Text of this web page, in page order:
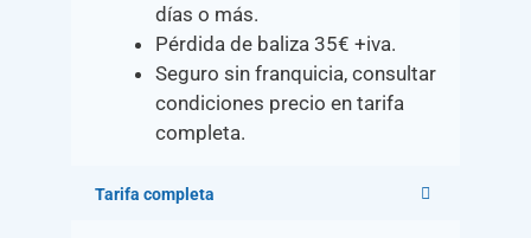
días o más.
Pérdida de baliza 35€ +iva.
Seguro sin franquicia, consultar
condiciones precio en tarifa
completa.
Tarifa completa